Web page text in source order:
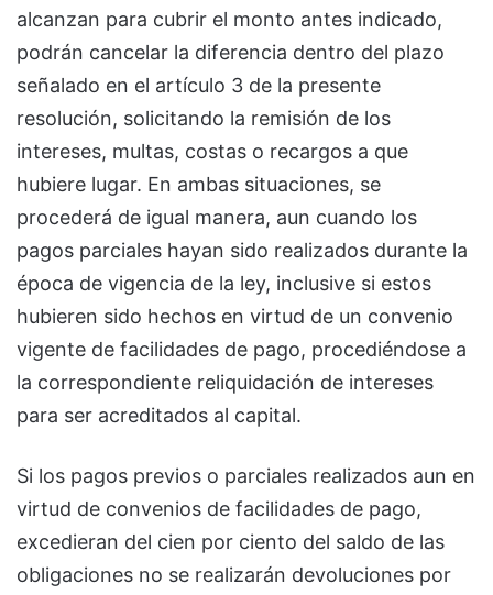
alcanzan para cubrir el monto antes indicado,
podrán cancelar la diferencia dentro del plazo
señalado en el artículo 3 de la presente
resolución, solicitando la remisión de los
intereses, multas, costas o recargos a que
hubiere lugar. En ambas situaciones, se
procederá de igual manera, aun cuando los
pagos parciales hayan sido realizados durante la
época de vigencia de la ley, inclusive si estos
hubieren sido hechos en virtud de un convenio
vigente de facilidades de pago, procediéndose a
la correspondiente reliquidación de intereses
para ser acreditados al capital.
Si los pagos previos o parciales realizados aun en
virtud de convenios de facilidades de pago,
excedieran del cien por ciento del saldo de las
obligaciones no se realizarán devoluciones por